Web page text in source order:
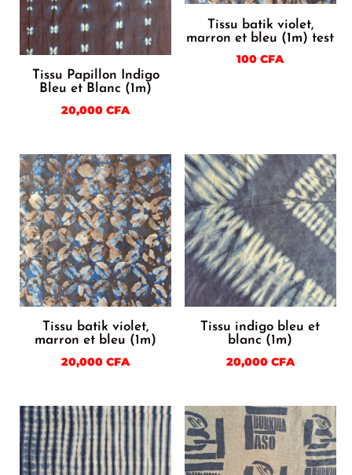
Tissu Papillon Indigo
Bleu et Blanc (1m)
20,000CFA
Tissu batik violet,
marron et bleu (1m) test
100CFA
Tissu batik violet,
marron et bleu (1m)
20,000CFA
Tissu indigo bleu et
blanc (1m)
20,000 CFA